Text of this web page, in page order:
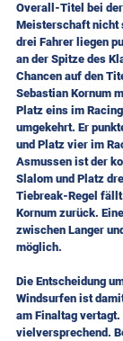
Overall-Titel bei
Meisterschaft nicht
drei Fahrer liegen
an der Spitze des
Chancen auf den
Sebastian Kornum
Platz eins im
umgekehrt. Er
und Platz vier im
Asmussen ist der
Slalom und Platz
Tiebreak-Regel fällt
Kornum zurück.
zwischen Langer
möglich.
Die Entscheidung
Windsurfen ist
am Finaltag
vielversprechend.